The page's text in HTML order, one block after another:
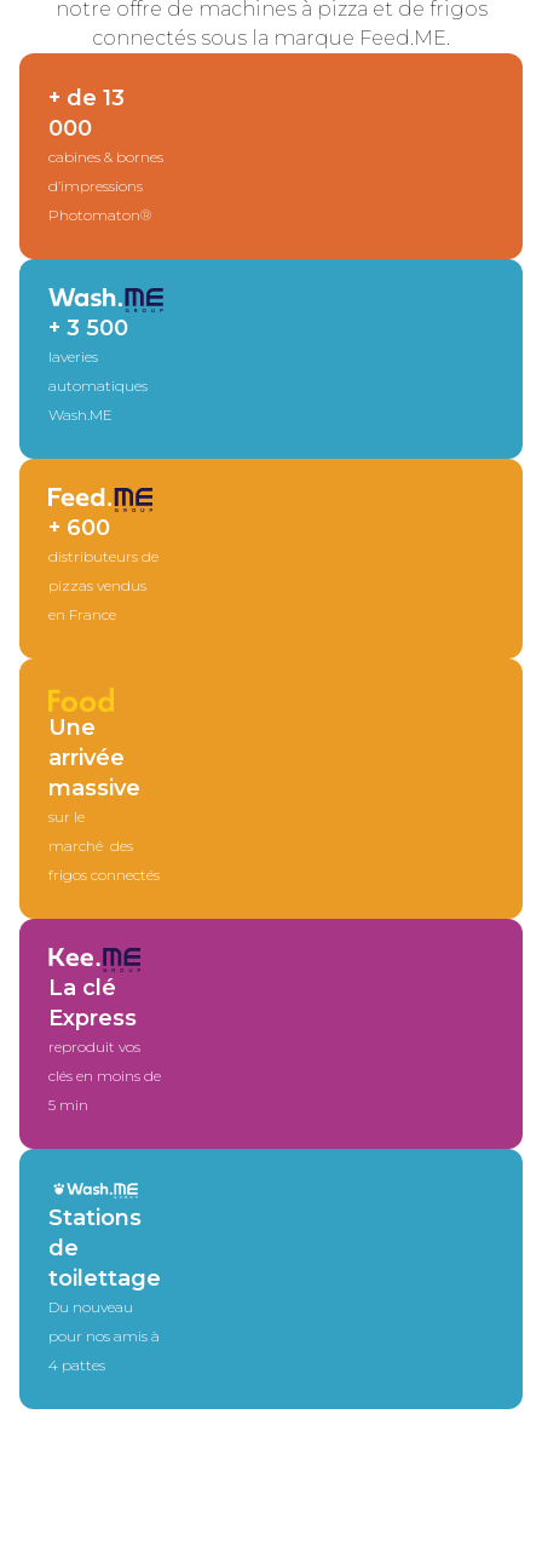
notre offre de machines à pizza et de frigos
connectés sous la marque Feed.ME.
+ de 13
000
cabines & bornes
d’impressions
Photomaton®
+ 3 500
laveries
automatiques
Wash.ME
+ 600
distributeurs de
pizzas vendus
en France
Une
arrivée
massive
sur le
marché des
frigos connectés
La clé
Express
reproduit vos
clés en moins de
5 min
Stations
de
toilettage
Du nouveau
pour nos amis à
4 pattes